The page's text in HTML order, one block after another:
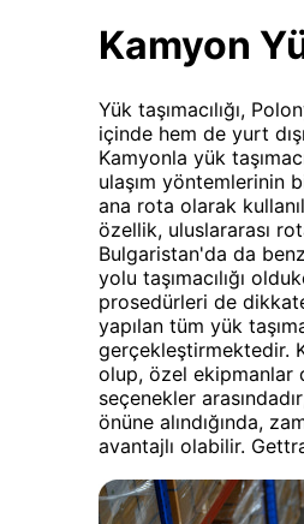
Kamyon
Yük taşımacılığı,
içinde hem de yurt
Kamyonla yük
ulaşım yöntemlerinin
ana rota olarak
özellik, uluslararası
Bulgaristan'da da
yolu taşımacılığı
prosedürleri de
yapılan tüm yük
gerçekleştirmektedir.
olup, özel ekipmanlar
seçenekler
önüne alındığında,
avantajlı olabilir.